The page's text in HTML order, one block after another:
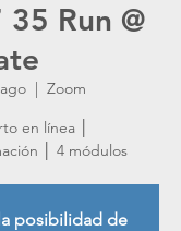
Run @
  |
Zoom
en línea │
│ 4 módulos
posibilidad de